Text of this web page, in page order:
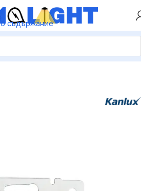
съдържание
ОТ 5%
контакт. френски стандарт LOGI